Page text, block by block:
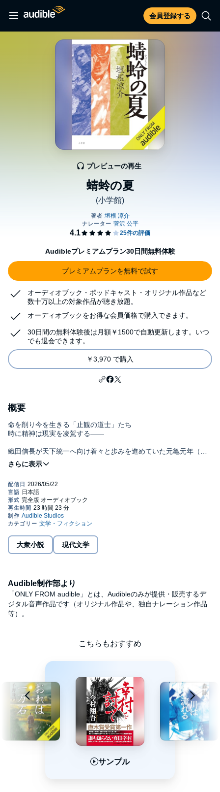
会員登録する
蜻蛉の夏
(小学館)
プレビューの再生
Audibleプレミアムプラン30日間無料体験
プレミアムプランを無料で試す
オーディオブック・ポッドキャスト・オリジナル作品など
数十万以上の対象作品が聴き放題。
オーディオブックをお得な会員価格で購入できます。
30日間の無料体験後は月額￥1500で自動更新します。いつ
でも退会できます。
￥3,970 で購入
概要
命を削り今を生きる「止観の道士」たち
時に精神は現実を凌駕する――
織田信長が天下統一へ向け着々と歩みを進めていた元亀元年（一
五七〇年）、京の街でこれまで交わることのなかった「止観の道
士」たちの運命が交錯する。
現実と幻想の狭間で揺れる自己矛盾、その道士という生き方にあ
えぎながらも、厳しい修行の末に彼らが得た止観の力は、やがて
到来した織田家との戦いに大きな影響を与えていく――。
歴史上一切語られることのなかった儚き者たち。
『ヒートアイランド』 『ワイルド・ソウル』 『室町無頼』に
連なる
語を書いた」（著者）©2025 ryosuke kakine (P)2026 Audible,
Inc.
大衆小説 現代文学
Audible制作部より
「ONLY FROM audible」とは、Audibleのみが提供・販売するデ
ジタル音声作品です（オリジナル作品や、独自ナレーション作品
等）。
こちらもおすすめ
サンプル